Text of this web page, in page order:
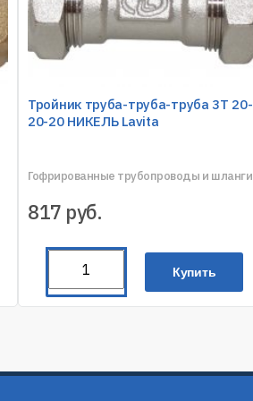
Тройник труба-труба-труба 3T 20-
20-20 НИКЕЛЬ Lavita
Гофрированные трубопроводы и шланги
817 руб.
Купить